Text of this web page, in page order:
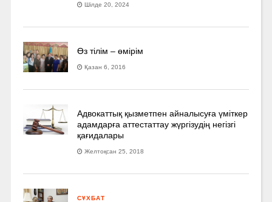
Шілде 20, 2024
Өз тілім – өмірім
Қазан 6, 2016
Адвокаттық қызметпен айналысуға үмiткер
адамдарға аттестаттау жүргізудің негізгі
қағидалары
Желтоқсан 25, 2018
СҰХБАТ